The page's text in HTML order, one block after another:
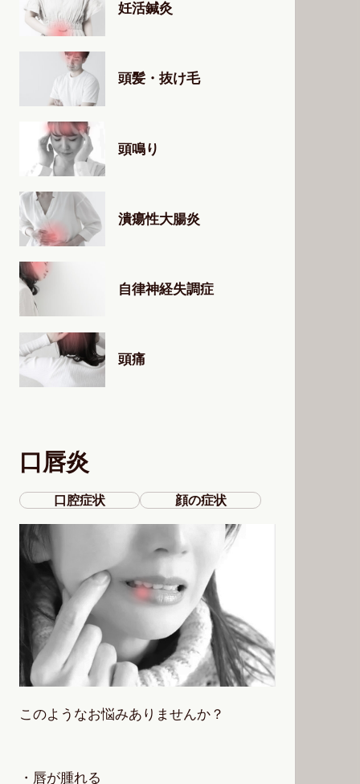
妊活鍼灸
頭髪・抜け毛
頭鳴り
潰瘍性大腸炎
自律神経失調症
頭痛
口唇炎
口腔症状 顔の症状
このようなお悩みありませんか？
・唇が腫れる